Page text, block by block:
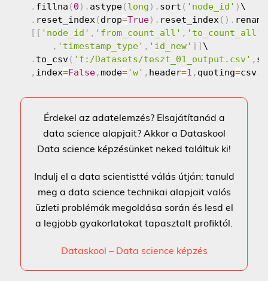
. fillna ( 0 ) . astype( long ) . sort ( 'node_id' ) \
. reset_index( drop=True) . reset_index( ) . rename
[ [ 'node_id' , 'from_count_all' , 'to_count_all'
, 'timestamp_type' , 'id_new' ] ] \
. to_csv( 'f:/Datasets/teszt_01_output.csv' ,
, index=False,mode='w' , header=1 , quoting=csv.
Érdekel az adatelemzés? Elsajátítanád a
data science alapjait? Akkor a Dataskool
Data science képzésünket neked találtuk ki!
Indulj el a data scientistté válás útján: tanuld
meg a data science technikai alapjait valós
üzleti problémák megoldása során és lesd el
a legjobb gyakorlatokat tapasztalt profiktól.
Dataskool – Data science képzés